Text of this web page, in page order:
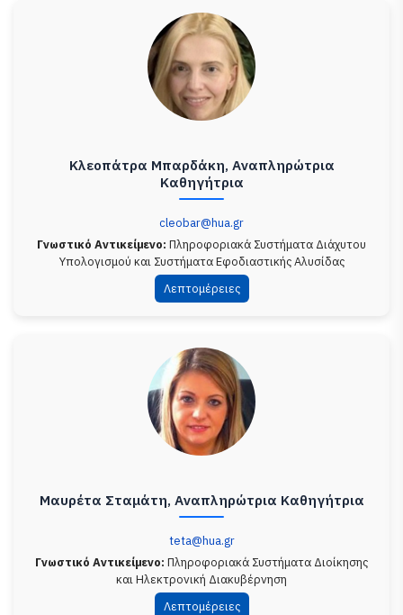
Κλεοπάτρα Μπαρδάκη, Αναπληρώτρια
Καθηγήτρια
cleobar@hua.gr
Γνωστικό Αντικείμενο: Πληροφοριακά Συστήματα Διάχυτου
Υπολογισμού και Συστήματα Εφοδιαστικής Αλυσίδας
Λεπτομέρειες
Μαυρέτα Σταμάτη, Αναπληρώτρια Καθηγήτρια
teta@hua.gr
Γνωστικό Αντικείμενο: Πληροφοριακά Συστήματα Διοίκησης
και Ηλεκτρονική Διακυβέρνηση
Λεπτομέρειες